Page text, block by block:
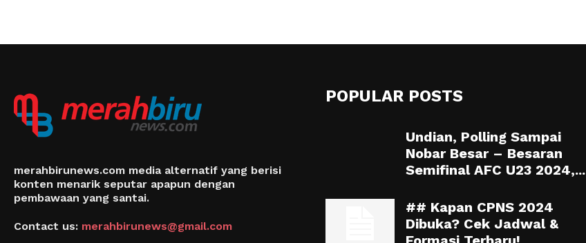
merahbirunews.com media alternatif yang berisi
konten menarik seputar apapun dengan
pembawaan yang santai.
Contact us: merahbirunews@gmail.com
POPULAR POSTS
Undian, Polling Sampai
Nobar Besar – Besaran
Semifinal AFC U23 2024,...
## Kapan CPNS 2024
Dibuka? Cek Jadwal &